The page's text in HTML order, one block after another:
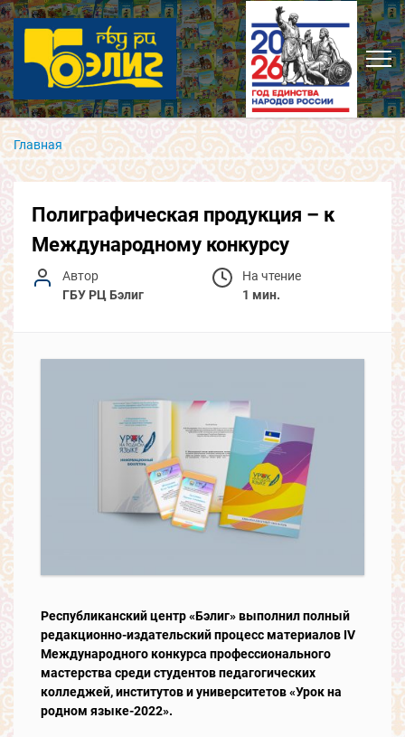
Главная
Полиграфическая продукция – к
Международному конкурсу
Автор
ГБУ РЦ Бэлиг
На чтение
1 мин.
Республиканский центр «Бэлиг» выполнил полный
редакционно-издательский процесс материалов IV
Международного конкурса профессионального
мастерства среди студентов педагогических
колледжей, институтов и университетов «Урок на
родном языке-2022».